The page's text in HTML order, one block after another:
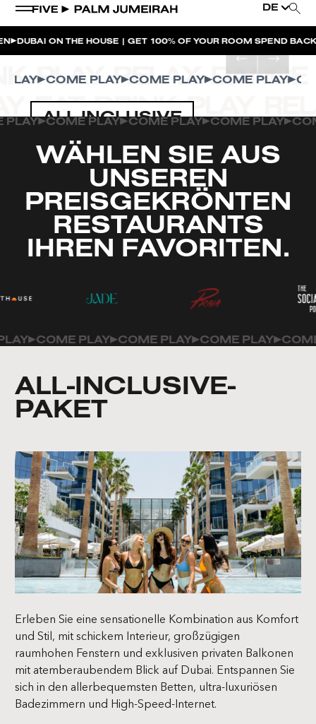
DE
ON THE HOUSE | GET 100% OF YOUR ROOM SPEND BACK
COME PLAY COME PLAY COME PLAY
ALL INCLUSIVE
PLAY COME PLAY COME PLAY COME PLAY
WÄHLEN SIE AUS
UNSEREN
PREISGEKRÖNTEN
RESTAURANTS
IHREN FAVORITEN.
COME PLAY COME PLAY COME PLAY COME
ALL-INCLUSIVE-
PAKET
Erleben Sie eine sensationelle Kombination aus Komfort
und Stil, mit schickem Interieur, großzügigen
raumhohen Fenstern und exklusiven privaten Balkonen
mit atemberaubendem Blick auf Dubai. Entspannen Sie
sich in den allerbequemsten Betten, ultra-luxuriösen
Badezimmern und High-Speed-Internet.